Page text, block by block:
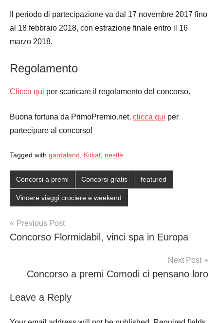
Il periodo di partecipazione va dal 17 novembre 2017 fino
al 18 febbraio 2018, con estrazione finale entro il 16
marzo 2018.
Regolamento
Clicca qui per scaricare il regolamento del concorso.
Buona fortuna da PrimoPremio.net, clicca qui per
partecipare al concorso!
Tagged with gardaland Kitkat nestlè
Concorsi a premi Concorsi gratis featured
Vincere viaggi crociere e weekend
Post
navigation
Previous Post
Concorso Flormidabil, vinci spa in Europa
Next Post
Concorso a premi Comodi ci pensano loro
Leave a Reply